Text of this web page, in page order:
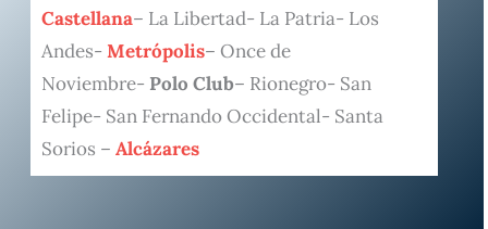
Castellana– La Libertad- La Patria- Los
Andes- Metrópolis– Once de
Noviembre- Polo Club– Rionegro- San
Felipe- San Fernando Occidental- Santa
Sorios – Alcázares